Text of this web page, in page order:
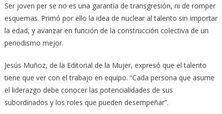
Ser joven per se no es una garantía de transgresión, ni de romper
esquemas. Primó por ello la idea de nuclear al talento sin importar
la edad, y avanzar en función de la construcción colectiva de un
periodismo mejor.
Jesús Muñoz, de la Editorial de la Mujer, expresó que el talento
tiene que ver con el trabajo en equipo. “Cada persona que asume
el liderazgo debe conocer las potencialidades de sus
subordinados y los roles que pueden desempeñar”.